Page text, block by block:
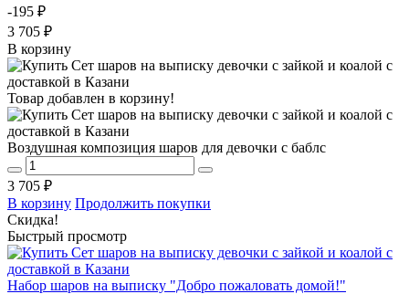
-195 ₽
3 705 ₽
В корзину
Товар добавлен в корзину!
Воздушная композиция шаров для девочки с баблс
3 705 ₽
В корзину Продолжить покупки
Скидка!
Быстрый просмотр
Набор шаров на выписку "Добро пожаловать домой!"